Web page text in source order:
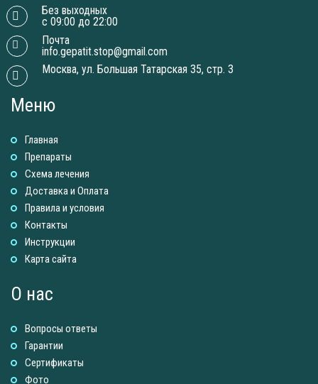
Без выходных
с 09:00 до 22:00
Почта
info.gepatit.stop@gmail.com
Москва, ул. Большая Татарская 35, стр. 3
Меню
Главная
Препараты
Схема лечения
Доставка и Оплатa
Правила и условия
Контакты
Инструкции
Карта сайта
О нас
Вопросы ответы
Гарантии
Сертификаты
Фото